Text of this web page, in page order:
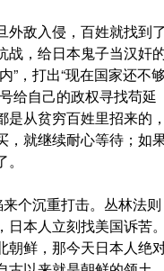
外敌入侵，百姓就找到了
战，给日本鬼子当汉奸
”，打出“现在国家还不够
给自己的政权寻找苟延
从贫穷百姓里招来的，
，就继续耐心等待；如
个沉重打击。丛林法则
本人立刻找美国诉苦。
朝鲜，那今天日本人绝